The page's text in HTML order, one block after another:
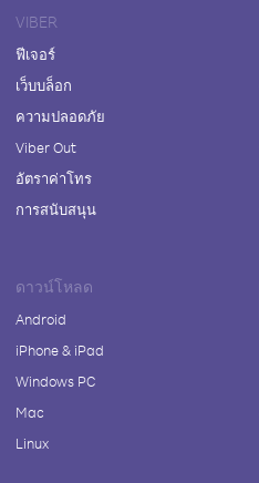
VIBER
ฟีเจอร์
เว็บบล็อก
ความปลอดภัย
Viber Out
อัตราค่าโทร
การสนับสนุน
ดาวน์โหลด
Android
iPhone & iPad
Windows PC
Mac
Linux